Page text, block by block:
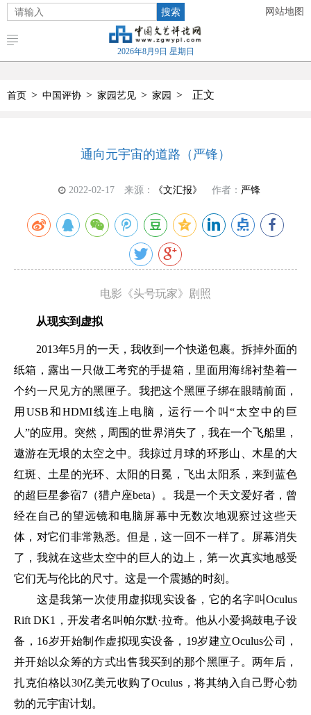
搜索 网站地图
2026年8月9日 星期日
首页 > 中国评协 > 家园艺见 > 家园 > 正文
通向元宇宙的道路（严锋）
2022-02-17 来源： 《文汇报》 作者： 严锋
电影《头号玩家》剧照
从现实到虚拟
2013年5月的一天，我收到一个快递包裹。拆掉外面的
纸箱，露出一只做工考究的手提箱，里面用海绵衬垫着一
个约一尺见方的黑匣子。我把这个黑匣子绑在眼睛前面，
用USB和HDMI线连上电脑，运行一个叫“太空中的巨
人”的应用。突然，周围的世界消失了，我在一个飞船里，
遨游在无垠的太空之中。我掠过月球的环形山、木星的大
红斑、土星的光环、太阳的日冕，飞出太阳系，来到蓝色
的超巨星参宿7（猎户座beta）。我是一个天文爱好者，曾
经在自己的望远镜和电脑屏幕中无数次地观察过这些天
体，对它们非常熟悉。但是，这一回不一样了。屏幕消失
了，我就在这些太空中的巨人的边上，第一次真实地感受
它们无与伦比的尺寸。这是一个震撼的时刻。
这是我第一次使用虚拟现实设备，它的名字叫Oculus
Rift DK1，开发者名叫帕尔默·拉奇。他从小爱捣鼓电子设
备，16岁开始制作虚拟现实设备，19岁建立Oculus公司，
并开始以众筹的方式出售我买到的那个黑匣子。两年后，
扎克伯格以30亿美元收购了Oculus，将其纳入自己野心勃
勃的元宇宙计划。